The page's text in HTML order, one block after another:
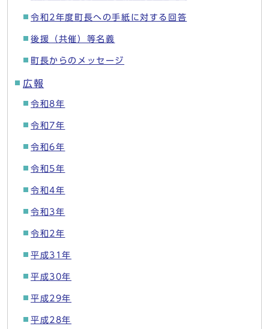
令和2年度町長への手紙に対する回答
後援（共催）等名義
町長からのメッセージ
広報
令和8年
令和7年
令和6年
令和5年
令和4年
令和3年
令和2年
平成31年
平成30年
平成29年
平成28年